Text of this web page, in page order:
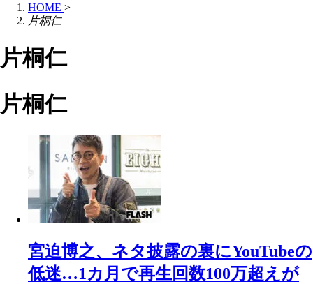
HOME >
片桐仁
片桐仁
片桐仁
宮迫博之、ネタ披露の裏にYouTubeの
低迷…1カ月で再生回数100万超えが